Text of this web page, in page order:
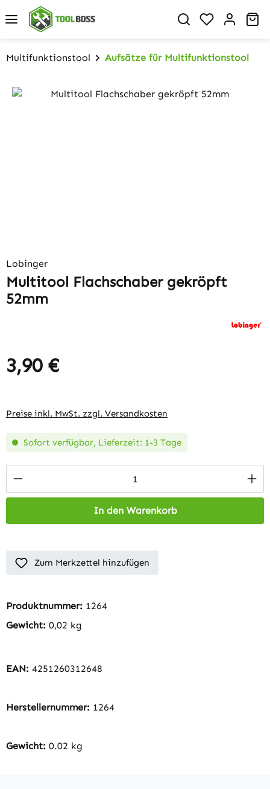
Zum Hauptinhalt springen Du hast 0
Multifunktionstool Aufsätze für Multifunktionstool
Bildergalerie überspringen
Lobinger
Multitool Flachschaber gekröpft
52mm
Regulärer Preis:
3,90 €
Preise inkl. MwSt. zzgl. Versandkosten
Sofort verfügbar, Lieferzeit: 1-3 Tage
Produkt Anzahl: Gib den gewünschten
In den Warenkorb
Zum Merkzettel hinzufügen
Produktnummer: 1264
Gewicht: 0,02 kg
EAN: 4251260312648
Herstellernummer: 1264
Gewicht: 0.02 kg